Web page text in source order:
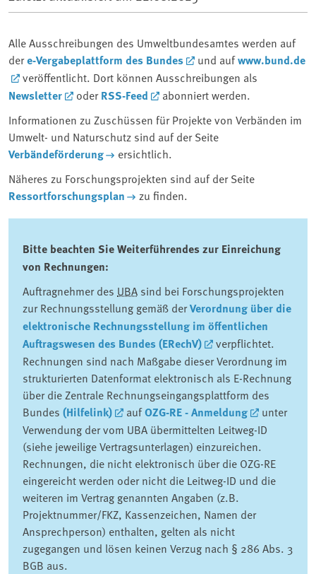
Alle Ausschreibungen des Umweltbundesamtes werden auf
dere-Vergabeplattform des Bundes und aufwww.bund.de
veröffentlicht. Dort können Ausschreibungen als
Newsletter oderRSS-Feed
abonniert werden.
Informationen zu Zuschüssen für Projekte von Verbänden im
Umwelt- und Naturschutz sind auf der Seite
Verbändeförderung
ersichtlich.
Näheres zu Forschungsprojekten sind auf der Seite
Ressortforschungsplan zu finden.
Bitte beachten Sie Weiterführendes zur Einreichung
von Rechnungen:
Auftragnehmer des ⁠ UBA ⁠ sind bei Forschungsprojekten
zur Rechnungsstellung gemäß derVerordnung über die
elektronische Rechnungsstellung im öffentlichen
Auftragswesen des Bundes (E­RechV)
verpflichtet.
Rechnungen sind nach Maßgabe dieser Verordnung im
strukturierten Datenformat elektronisch als E-Rechnung
über die Zentrale Rechnungseingangsplattform des
Bundes (Hilfelink) aufOZG-RE - Anmeldung
unter
Verwendung der vom UBA übermittelten Leitweg-ID
(siehe jeweilige Vertragsunterlagen) einzureichen.
Rechnungen, die nicht elektronisch über die OZG-RE
eingereicht werden oder nicht die Leitweg-ID und die
weiteren im Vertrag genannten Angaben (z.B.
Projektnummer/FKZ, Kassenzeichen, Namen der
Ansprechperson) enthalten, gelten als nicht
zugegangen und lösen keinen Verzug nach § 286 Abs. 3
BGB aus.